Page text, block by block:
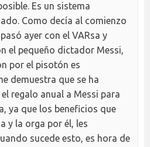
Es un sistema
Como decía al comienzo
ayer con el VARsa y
el pequeño dictador Messi,
por el pisotón es
demuestra que se ha
regalo anual a Messi para
ya que los beneficios que
y la orga por él, les
sucede esto, es hora de